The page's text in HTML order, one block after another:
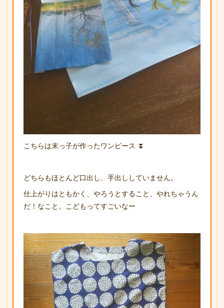
こちらは末っ子が作ったワンピース ⏬
どちらもほとんど口出し、手出ししていません。
仕上がりはともかく、やろうとすること、やれちゃうん
だ！なこと。こどもってすごいなー